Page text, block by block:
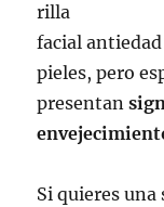
rilla
facial
pieles, pero
presentan
Si quieres una